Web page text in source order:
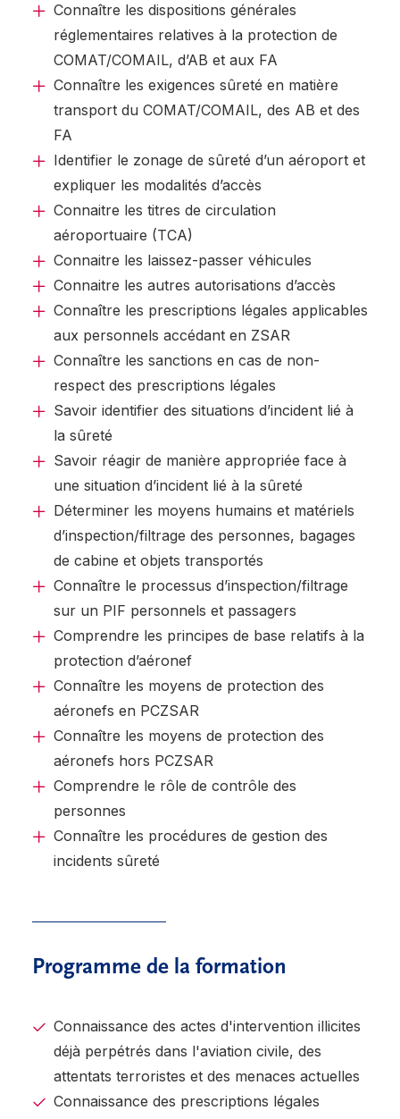
Connaître les dispositions générales
réglementaires relatives à la protection de
COMAT/COMAIL, d’AB et aux FA
Connaître les exigences sûreté en matière
transport du COMAT/COMAIL, des AB et des
FA
Identifier le zonage de sûreté d’un aéroport et
expliquer les modalités d’accès
Connaitre les titres de circulation
aéroportuaire (TCA)
Connaitre les laissez-passer véhicules
Connaitre les autres autorisations d’accès
Connaître les prescriptions légales applicables
aux personnels accédant en ZSAR
Connaître les sanctions en cas de non-
respect des prescriptions légales
Savoir identifier des situations d’incident lié à
la sûreté
Savoir réagir de manière appropriée face à
une situation d’incident lié à la sûreté
Déterminer les moyens humains et matériels
d’inspection/filtrage des personnes, bagages
de cabine et objets transportés
Connaître le processus d’inspection/filtrage
sur un PIF personnels et passagers
Comprendre les principes de base relatifs à la
protection d’aéronef
Connaître les moyens de protection des
aéronefs en PCZSAR
Connaître les moyens de protection des
aéronefs hors PCZSAR
Comprendre le rôle de contrôle des
personnes
Connaître les procédures de gestion des
incidents sûreté
Programme de la formation
Connaissance des actes d'intervention illicites
déjà perpétrés dans l'aviation civile, des
attentats terroristes et des menaces actuelles
Connaissance des prescriptions légales